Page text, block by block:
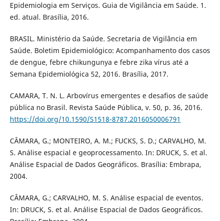
Epidemiologia em Serviços. Guia de Vigilância em Saúde. 1.
ed. atual. Brasília, 2016.
BRASIL. Ministério da Saúde. Secretaria de Vigilância em
Saúde. Boletim Epidemiológico: Acompanhamento dos casos
de dengue, febre chikungunya e febre zika vírus até a
Semana Epidemiológica 52, 2016. Brasília, 2017.
CAMARA, T. N. L. Arbovírus emergentes e desafios de saúde
pública no Brasil. Revista Saúde Pública, v. 50, p. 36, 2016.
https://doi.org/10.1590/S1518-8787.2016050006791
CÂMARA, G.; MONTEIRO, A. M.; FUCKS, S. D.; CARVALHO, M.
S. Análise espacial e geoprocessamento. In: DRUCK, S. et al.
Análise Espacial de Dados Geográficos. Brasília: Embrapa,
2004.
CÂMARA, G.; CARVALHO, M. S. Análise espacial de eventos.
In: DRUCK, S. et al. Análise Espacial de Dados Geográficos.